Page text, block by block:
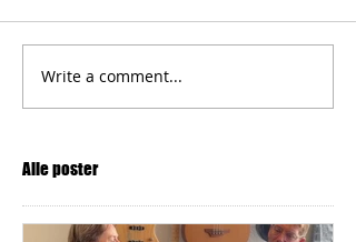
Write a comment...
Alle poster